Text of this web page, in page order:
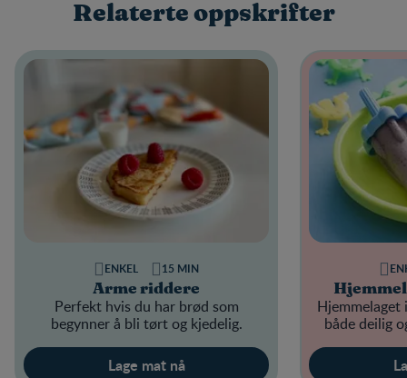
Relaterte oppskrifter
Arme riddere
Perfekt hvis du har brød som
begynner å bli tørt og kjedelig.
ENKEL 15 MIN
Lage mat nå
Hjemmelaget
både deilig